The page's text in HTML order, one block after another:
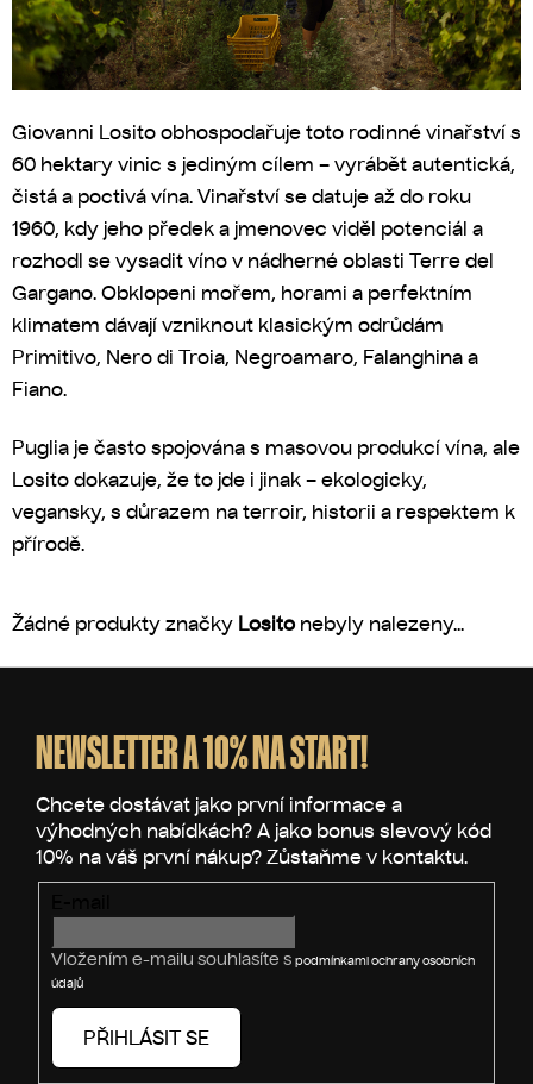
Giovanni Losito obhospodařuje toto rodinné vinařství s
60 hektary vinic s jediným cílem – vyrábět autentická,
čistá a poctivá vína. Vinařství se datuje až do roku
1960, kdy jeho předek a jmenovec viděl potenciál a
rozhodl se vysadit víno v nádherné oblasti Terre del
Gargano. Obklopeni mořem, horami a perfektním
klimatem dávají vzniknout klasickým odrůdám
Primitivo, Nero di Troia, Negroamaro, Falanghina a
Fiano.
Puglia je často spojována s masovou produkcí vína, ale
Losito dokazuje, že to jde i jinak – ekologicky,
vegansky, s důrazem na terroir, historii a respektem k
přírodě.
Žádné produkty značky Lositonebyly nalezeny...
NEWSLETTER A 10% NA START!
Vložením e-mailu souhlasíte s podmínkami ochrany osobních
údajů
PŘIHLÁSIT SE